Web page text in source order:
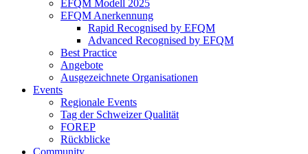
EFQM Modell 2025
EFQM Anerkennung
Rapid Recognised by EFQM
Advanced Recognised by EFQM
Best Practice
Angebote
Ausgezeichnete Organisationen
Events
Regionale Events
Tag der Schweizer Qualität
FOREP
Rückblicke
Community